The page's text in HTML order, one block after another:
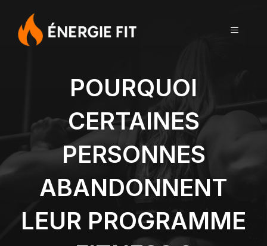
contenu
MENU
POURQUOI
CERTAINES
PERSONNES
ABANDONNENT
LEUR PROGRAMME